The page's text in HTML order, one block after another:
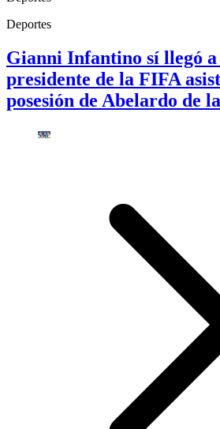
Deportes
Gianni Infantino sí llegó
presidente de la FIFA
posesión de Abelardo de